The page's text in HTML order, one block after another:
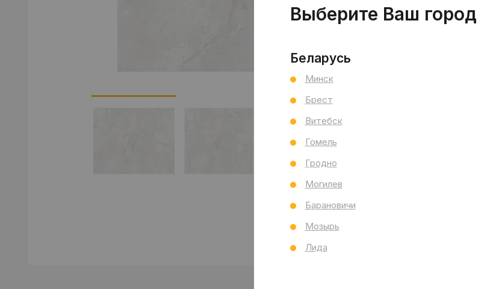
Выберите Ваш город
Беларусь
Минск
Брест
Витебск
Гомель
Гродно
Могилев
Барановичи
Мозырь
Лида